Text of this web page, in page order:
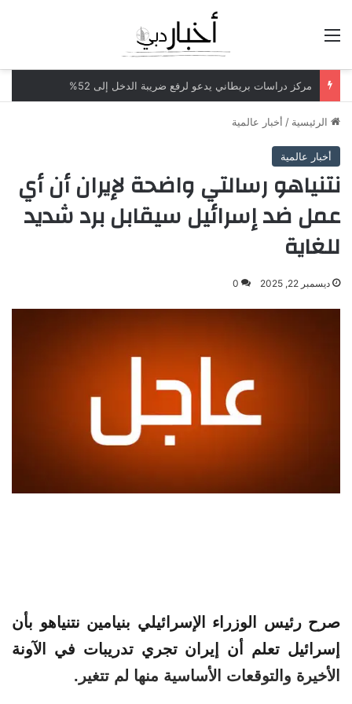
مركز دراسات بريطاني يدعو لرفع ضريبة الدخل إلى 52%
الرئيسية / أخبار عالمية
أخبار عالمية
نتنياهو رسالتي واضحة لإيران أن أي
عمل ضد إسرائيل سيقابل برد شديد
للغاية
ديسمبر 22, 2025 0
صرح رئيس الوزراء الإسرائيلي بنيامين نتنياهو بأن
إسرائيل تعلم أن إيران تجري تدريبات في الآونة
الأخيرة والتوقعات الأساسية منها لم تتغير.